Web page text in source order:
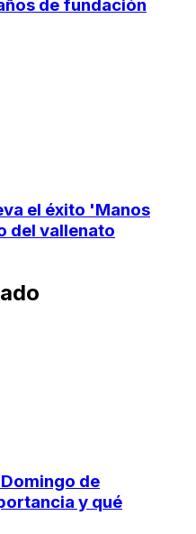
de fundación
el éxito 'Manos
del vallenato
de
y qué